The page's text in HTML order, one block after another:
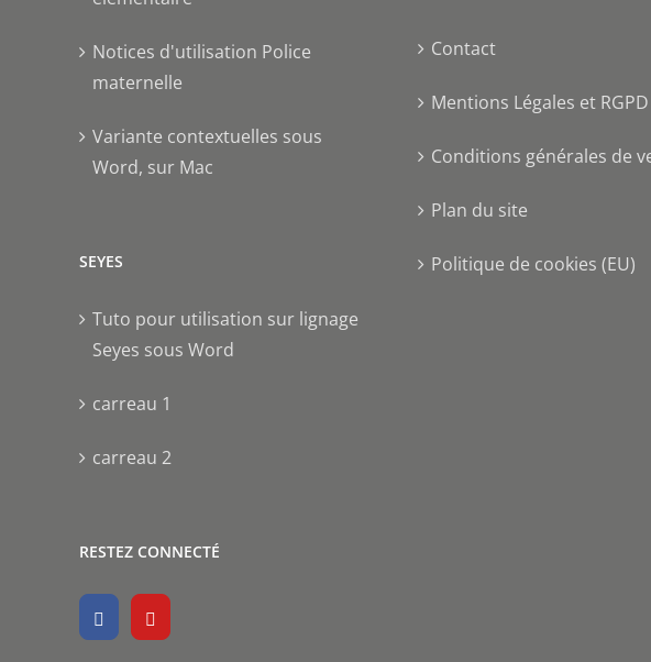
Notices d'utilisation Police
maternelle
Variante contextuelles sous
Word, sur Mac
SEYES
Tuto pour utilisation sur lignage
Seyes sous Word
carreau 1
carreau 2
RESTEZ CONNECTÉ
Contact
Mentions Légales et RGPD
Conditions générales de
Plan du site
Politique de cookies (EU)